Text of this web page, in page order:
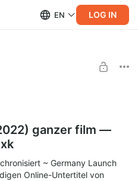
EN LOG IN
ganzer film —
~ Germany Launch
Online-Untertitel von